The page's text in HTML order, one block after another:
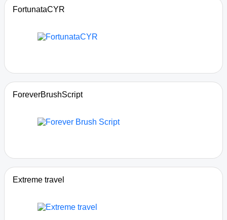
FortunataCYR
ForeverBrushScript
Extreme travel